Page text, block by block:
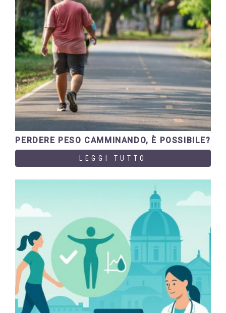
PERDERE PESO CAMMINANDO, È POSSIBILE?
LEGGI TUTTO